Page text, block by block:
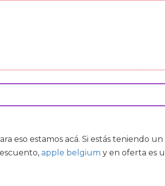
eso estamos acá. Si estás teniendo
apple belgium y en oferta es